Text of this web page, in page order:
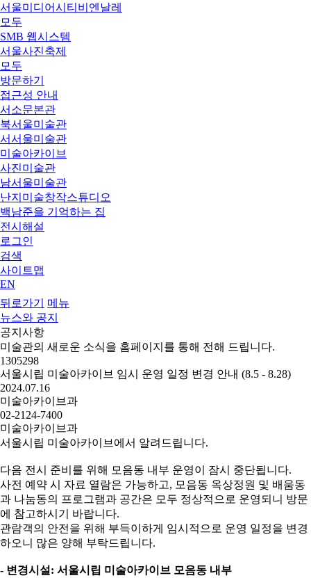
서울미디어시티비엔날레
모두
SMB 웹시스템
서울사진축제
모두
방문하기
접근성 안내
서소문본관
북서울미술관
서서울미술관
미술아카이브
사진미술관
남서울미술관
난지미술창작스튜디오
백남준을 기억하는 집
전시해설
로그인
검색
사이트맵
EN
뒤로가기
메뉴
뉴스와 공지
공지사항
미술관의 새로운 소식을 홈페이지를 통해 전해 드립니다.
1305298
서울시립 미술아카이브 임시 운영 일정 변경 안내 (8.5 - 8.28)
2024.07.16
미술아카이브과
02-2124-7400
미술아카이브과
서울시립 미술아카이브에서 알려드립니다.
다음 전시 준비를 위해 모음동 내부 운영이 잠시 중단됩니다.
사전 예약 시 자료 열람은 가능하고, 모음동 옥상정원 및 배움동
과 나눔동의 프로그램과 공간은 모두 정상적으로 운영되니 방문
에 참고하시기 바랍니다.
관람객의 안전을 위해 부득이하게 임시적으로 운영 일정을 변경
하오니 많은 양해 부탁드립니다.
- 변경시설: 서울시립 미술아카이브 모음동 내부